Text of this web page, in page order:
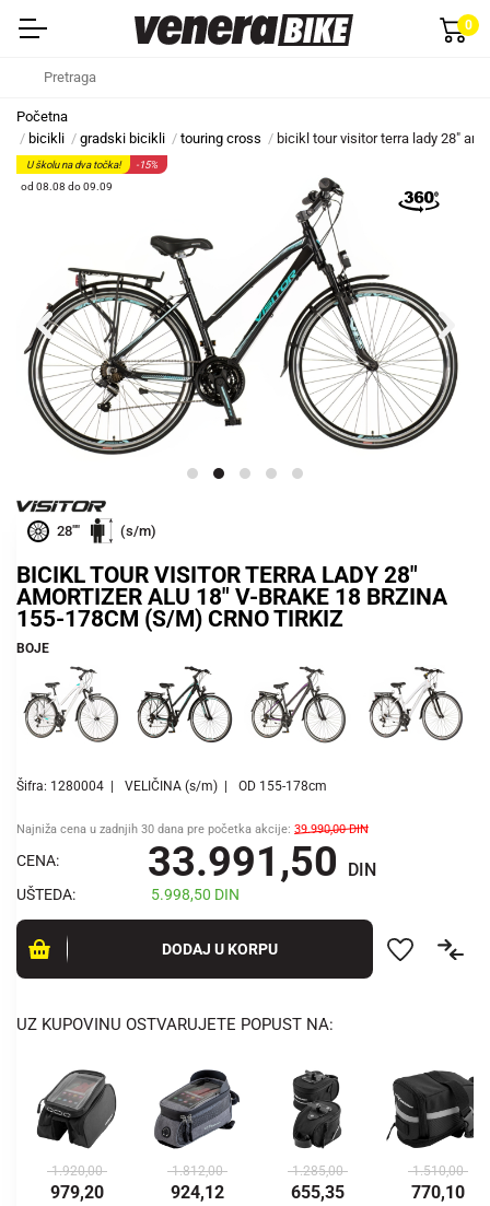
0
Početna
bicikli
gradski bicikli touring cross bicikl tour visitor terra lady 28"
U školu na dva točka!
-15%
od 08.08 do 09.09
28"" (s/m)
BICIKL TOUR VISITOR TERRA LADY 28"
AMORTIZER ALU 18" V-BRAKE 18 BRZINA
155-178CM (S/M) CRNO TIRKIZ
BOJE
Šifra: 1280004 VELIČINA (s/m) OD 155-178cm
Najniža cena u zadnjih 30 dana pre početka akcije: 39.990,00DIN
CENA: 33.991,50 DIN
UŠTEDA: 5.998,50 DIN
DODAJ U KORPU
UZ KUPOVINU OSTVARUJETE POPUST NA:
1.920,00
979,20
1.812,00
924,12
1.285,00
655,35
1.510,00
770,10